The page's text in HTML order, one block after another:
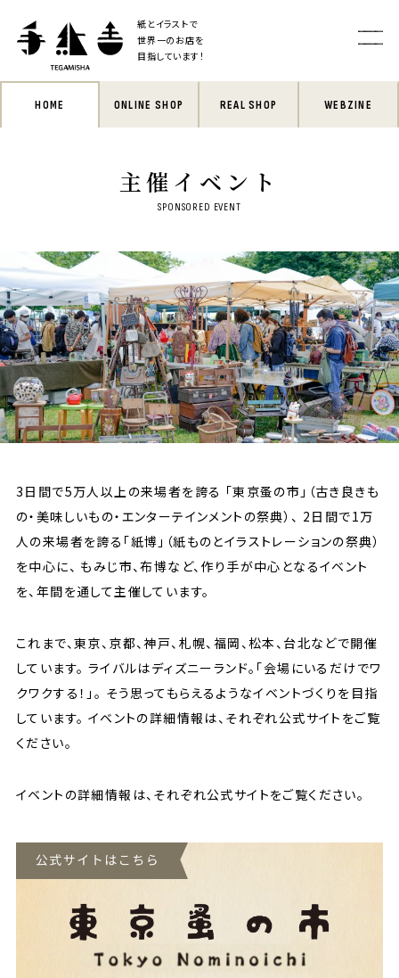
紙とイラストで
世界一のお店を
目指しています！
HOME ONLINE SHOP REAL SHOP WEBZINE
主催イベント
SPONSORED EVENT
3日間で5万人以上の来場者を誇る 「東京蚤の市」（古き良きも
の・美味しいもの・エンターテインメントの祭典）、 2日間で1万
人の来場者を誇る「紙博」（紙ものとイラストレーションの祭典）
を中心に、 もみじ市、布博など、作り手が中心となるイベント
を、年間を通して主催しています。
これまで、東京、京都、神戸、札幌、福岡、松本、台北などで開催
しています。 ライバルはディズニーランド。「会場にいるだけでワ
クワクする！」。 そう思ってもらえるようなイベントづくりを目指
しています。 イベントの詳細情報は、それぞれ公式サイトをご覧
ください。
イベントの詳細情報は、それぞれ公式サイトをご覧ください。